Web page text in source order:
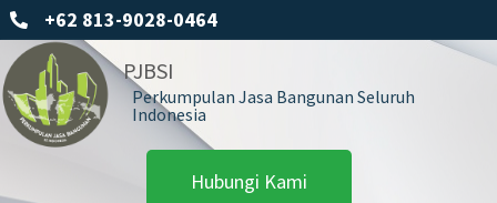
+62 813-9028-0464
PJBSI
Perkumpulan Jasa Bangunan Seluruh
Indonesia
Hubungi Kami